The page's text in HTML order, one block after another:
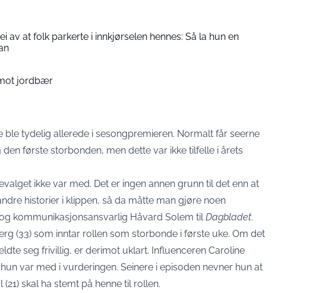
av at folk parkerte i innkjørselen hennes: Så la hun en
jordbær
ble tydelig allerede i sesongpremieren. Normalt får seerne
første storbonden, men dette var ikke tilfelle i årets
ikke var med. Det er ingen annen grunn til det enn at
historier i klippen, så da måtte man gjøre noen
kommunikasjonsansvarlig Håvard Solem tilDagbladet.
(33) som inntar rollen som storbonde i første uke. Om det
seg frivillig, er derimot uklart. Influenceren Caroline
var med i vurderingen. Seinere i episoden nevner hun at
skal ha stemt på henne til rollen.